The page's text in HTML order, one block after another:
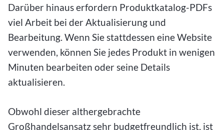
Darüber hinaus erfordern Produktkatalog-PDFs
viel Arbeit bei der Aktualisierung und
Bearbeitung. Wenn Sie stattdessen eine Website
verwenden, können Sie jedes Produkt in wenigen
Minuten bearbeiten oder seine Details
aktualisieren.
Obwohl dieser althergebrachte
Großhandelsansatz sehr budgetfreundlich ist, ist